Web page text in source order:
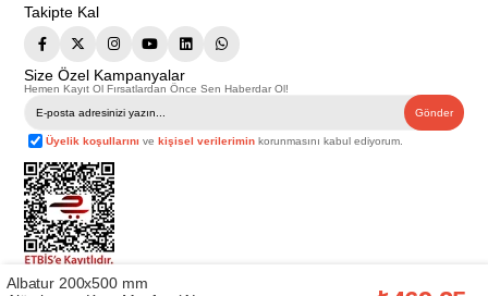
Takipte Kal
Size Özel Kampanyalar
Hemen Kayıt Ol Fırsatlardan Önce Sen Haberdar Ol!
Gönder
Üyelik koşullarını vekişisel verilerimin korunmasını kabul ediyorum.
Telif Hakkı © 2026 . Tüm hakları saklıdır.
Albatur 200x500 mm